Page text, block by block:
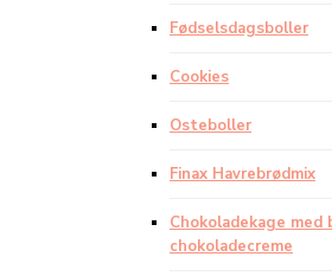
Fødselsdagsboller
Cookies
Osteboller
Finax Havrebrødmix
Chokoladekage med
chokoladecreme